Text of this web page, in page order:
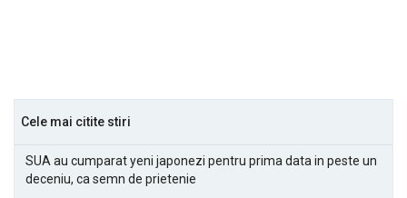
Cele mai citite stiri
SUA au cumparat yeni japonezi pentru prima data in peste un
deceniu, ca semn de prietenie